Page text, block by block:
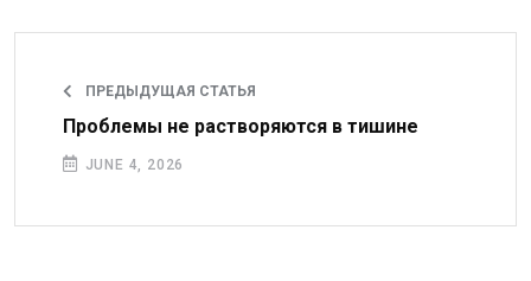
ПРЕДЫДУЩАЯ СТАТЬЯ
Проблемы не растворяются в тишине
JUNE 4, 2026